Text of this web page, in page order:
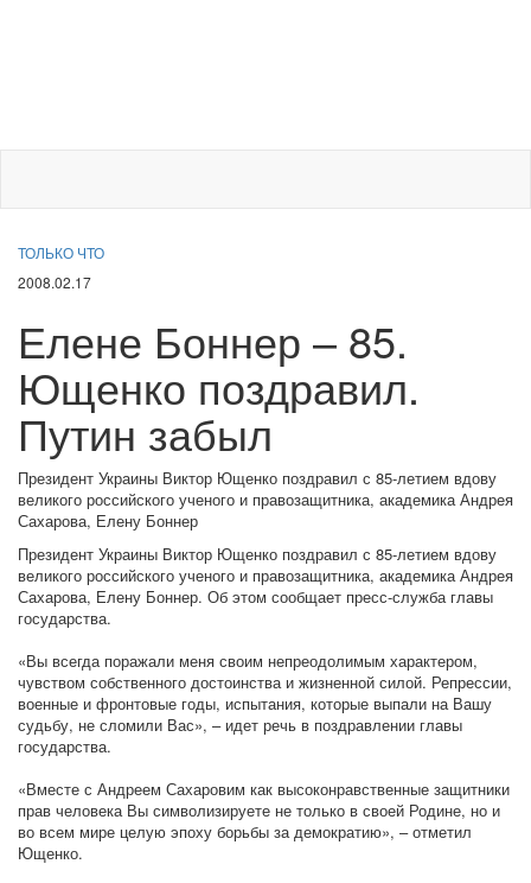
ТОЛЬКО ЧТО
2008.02.17
Елене Боннер – 85.
Ющенко поздравил.
Путин забыл
Президент Украины Виктор Ющенко поздравил с 85-летием вдову
великого российского ученого и правозащитника, академика Андрея
Сахарова, Елену Боннер
Президент Украины Виктор Ющенко поздравил с 85-летием вдову
великого российского ученого и правозащитника, академика Андрея
Сахарова, Елену Боннер. Об этом сообщает пресс-служба главы
государства.
«Вы всегда поражали меня своим непреодолимым характером,
чувством собственного достоинства и жизненной силой. Репрессии,
военные и фронтовые годы, испытания, которые выпали на Вашу
судьбу, не сломили Вас», – идет речь в поздравлении главы
государства.
«Вместе с Андреем Сахаровим как высоконравственные защитники
прав человека Вы символизируете не только в своей Родине, но и
во всем мире целую эпоху борьбы за демократию», – отметил
Ющенко.